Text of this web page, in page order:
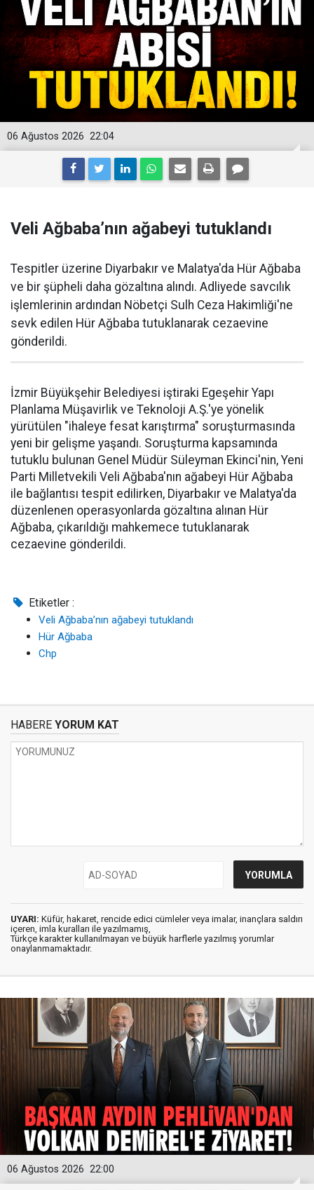
22:04
06 Ağustos 2026
Veli Ağbaba’nın ağabeyi tutuklandı
Tespitler üzerine Diyarbakır ve Malatya'da Hür Ağbaba
ve bir şüpheli daha gözaltına alındı. Adliyede savcılık
işlemlerinin ardından Nöbetçi Sulh Ceza Hakimliği'ne
sevk edilen Hür Ağbaba tutuklanarak cezaevine
gönderildi.
İzmir Büyükşehir Belediyesi iştiraki Egeşehir Yapı
Planlama Müşavirlik ve Teknoloji A.Ş.'ye yönelik
yürütülen "ihaleye fesat karıştırma" soruşturmasında
yeni bir gelişme yaşandı. Soruşturma kapsamında
tutuklu bulunan Genel Müdür Süleyman Ekinci'nin, Yeni
Parti Milletvekili Veli Ağbaba'nın ağabeyi Hür Ağbaba
ile bağlantısı tespit edilirken, Diyarbakır ve Malatya'da
düzenlenen operasyonlarda gözaltına alınan Hür
Ağbaba, çıkarıldığı mahkemece tutuklanarak
cezaevine gönderildi.
Etiketler :
Veli Ağbaba’nın ağabeyi tutuklandı
Hür Ağbaba
Chp
HABERE YORUM KAT
UYARI: Küfür, hakaret, rencide edici cümleler veya imalar, inançlara saldırı
içeren, imla kuralları ile yazılmamış,
Türkçe karakter kullanılmayan ve büyük harflerle yazılmış yorumlar
onaylanmamaktadır.
22:00
06 Ağustos 2026